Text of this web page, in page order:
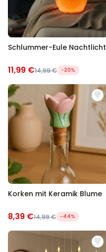
Schlummer-Eule Nachtlicht
11,99 €14,99 € -20%
Korken mit Keramik Blume
8,39 €14,99 € -44%